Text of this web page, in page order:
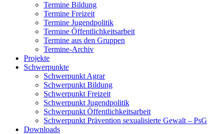
Termine Bildung
Termine Freizeit
Termine Jugendpolitik
Termine Öffentlichkeitsarbeit
Termine aus den Gruppen
Termine-Archiv
Projekte
Schwerpunkte
Schwerpunkt Agrar
Schwerpunkt Bildung
Schwerpunkt Freizeit
Schwerpunkt Jugendpolitik
Schwerpunkt Öffentlichkeitsarbeit
Schwerpunkt Prävention sexualisierte Gewalt – PsG
Downloads